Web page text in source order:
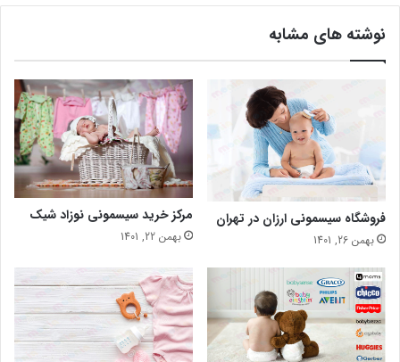
نوشته های مشابه
فروشگاه سیسمونی ارزان در تهران
بهمن 26, 1401
مرکز خرید سیسمونی نوزاد شیک
بهمن 22, 1401